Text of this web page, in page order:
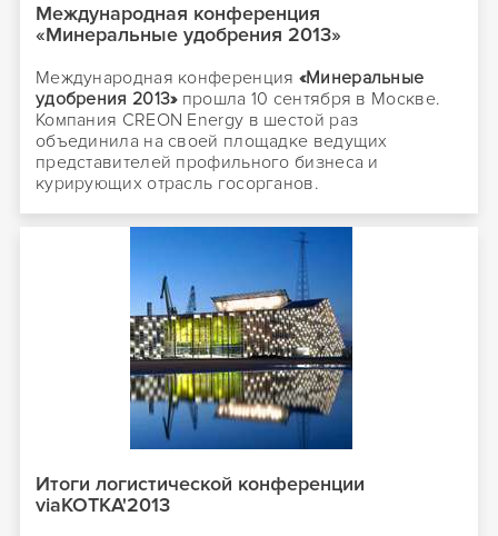
Международная конференция
«Минеральные удобрения 2013»
Международная конференция «Минеральные
удобрения 2013»прошла 10 сентября в Москве.
Компания CREON Energy в шестой раз
объединила на своей площадке ведущих
представителей профильного бизнеса и
курирующих отрасль госорганов.
Итоги логистической конференции
viaKOTKA'2013